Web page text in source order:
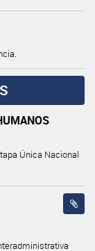
Única Nacional